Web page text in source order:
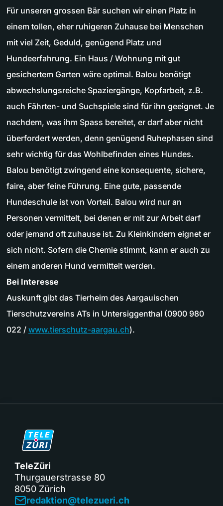
Für unseren grossen Bär suchen wir einen Platz in
einem tollen, eher ruhigeren Zuhause bei Menschen
mit viel Zeit, Geduld, genügend Platz und
Hundeerfahrung. Ein Haus / Wohnung mit gut
gesichertem Garten wäre optimal. Balou benötigt
abwechslungsreiche Spaziergänge, Kopfarbeit, z.B.
auch Fährten- und Suchspiele sind für ihn geeignet. Je
nachdem, was ihm Spass bereitet, er darf aber nicht
überfordert werden, denn genügend Ruhephasen sind
sehr wichtig für das Wohlbefinden eines Hundes.
Balou benötigt zwingend eine konsequente, sichere,
faire, aber feine Führung. Eine gute, passende
Hundeschule ist von Vorteil. Balou wird nur an
Personen vermittelt, bei denen er mit zur Arbeit darf
oder jemand oft zuhause ist. Zu Kleinkindern eignet er
sich nicht. Sofern die Chemie stimmt, kann er auch zu
einem anderen Hund vermittelt werden.
Bei Interesse
Auskunft gibt das Tierheim des Aargauischen
Tierschutzvereins ATs in Untersiggenthal (0900 980
022 / www.tierschutz-aargau.ch).
TeleZüri
Thurgauerstrasse 80
8050 Zürich
redaktion@telezueri.ch